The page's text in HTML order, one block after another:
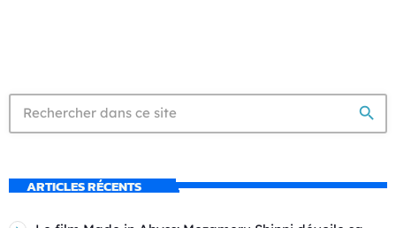
search
ARTICLES RÉCENTS